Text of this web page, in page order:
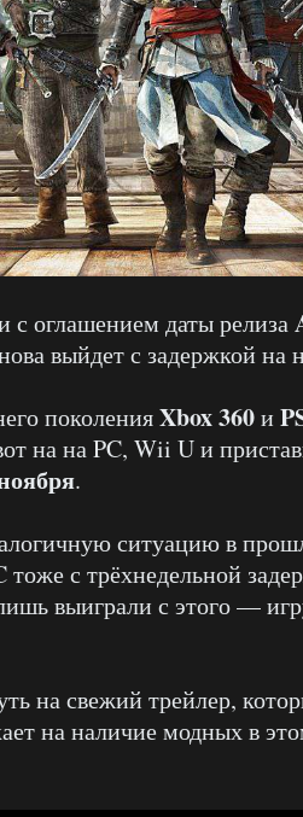
с оглашением даты релиза
выйдет с задержкой на
поколенияXbox 360и
на на PC, Wii U и
.
ситуацию в
тоже с трёхнедельной
выиграли с этого —
на свежий трейлер,
на наличие модных в